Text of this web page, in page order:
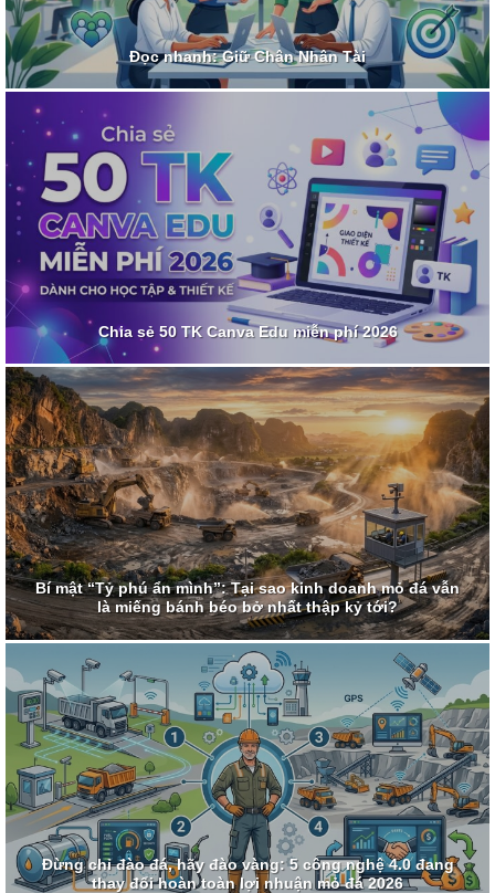
Đọc nhanh: Giữ Chân Nhân Tài
Chia sẻ 50 TK Canva Edu miễn phí 2026
Bí mật “Tỷ phú ẩn mình”: Tại sao kinh doanh mỏ đá vẫn
là miếng bánh béo bở nhất thập kỷ tới?
Đừng chỉ đào đá, hãy đào vàng: 5 công nghệ 4.0 đang
thay đổi hoàn toàn lợi nhuận mỏ đá 2026